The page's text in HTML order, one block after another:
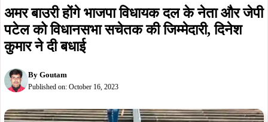
Summarize : With ChatGPT
जनसंवाद डेस्क/जमशेदपुर: भारतीय जनता पार्टी ने झारखंड में अपने